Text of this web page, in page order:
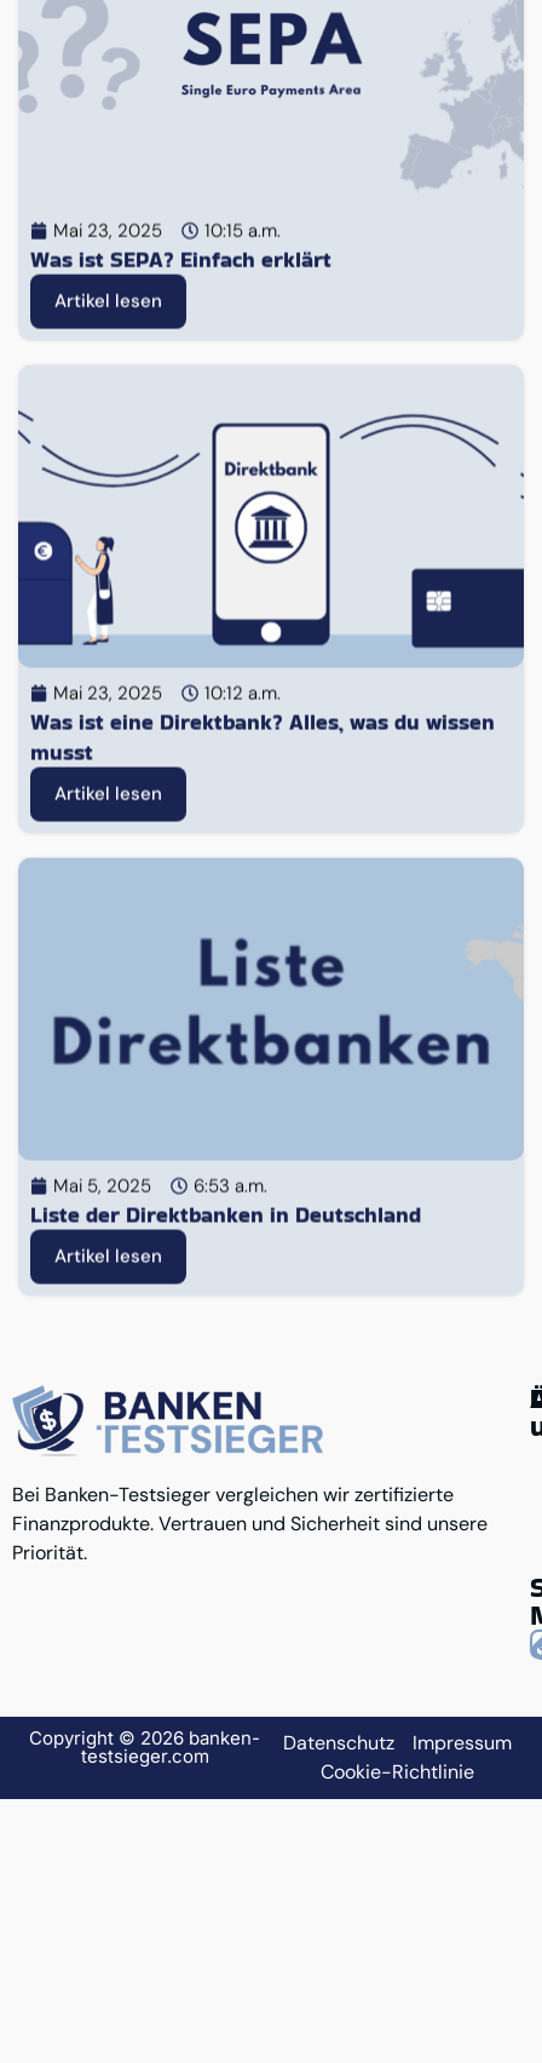
Mai 23, 2025 10:15 a.m.
Was ist SEPA? Einfach erklärt
Artikel lesen
Mai 23, 2025 10:12 a.m.
Was ist eine Direktbank? Alles, was du wissen
musst
Artikel lesen
Mai 5, 2025 6:53 a.m.
Liste der Direktbanken in Deutschland
Artikel lesen
Bei Banken-Testsieger vergleichen wir zertifizierte
Finanzprodukte. Vertrauen und Sicherheit sind unsere
Priorität.
Copyright © 2026 banken-
testsieger.com
Datenschutz
Impressum
Cookie-Richtlinie